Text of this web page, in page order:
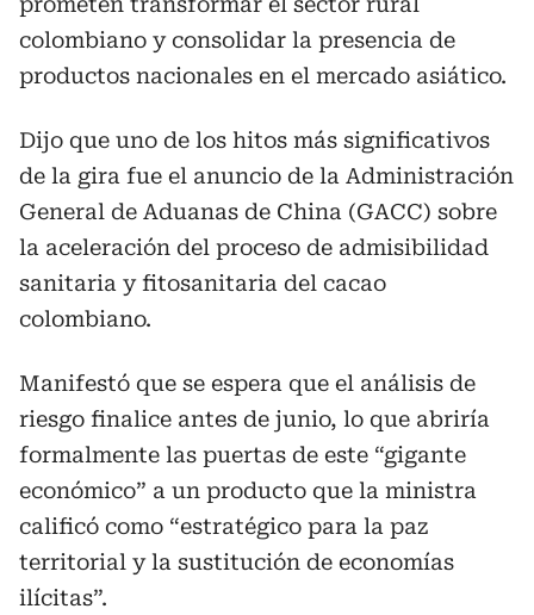
colombiano y consolidar la presencia de
productos nacionales en el mercado asiático.
Dijo que uno de los hitos más significativos
de la gira fue el anuncio de la Administración
General de Aduanas de China (GACC) sobre
la aceleración del proceso de admisibilidad
sanitaria y fitosanitaria del cacao
colombiano.
Manifestó que se espera que el análisis de
riesgo finalice antes de junio, lo que abriría
formalmente las puertas de este “gigante
económico” a un producto que la ministra
calificó como “estratégico para la paz
territorial y la sustitución de economías
ilícitas”.